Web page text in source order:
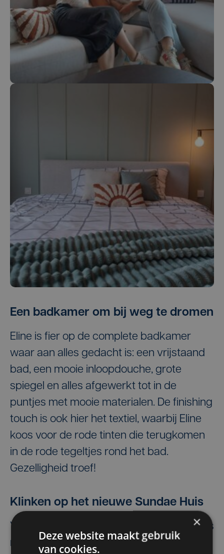
Een badkamer om bij weg te dromen
Eline is fier op de complete badkamer
waar aan alles gedacht is: een vrijstaand
bad, een mooie inloopdouche, grote
spiegel en alles afgewerkt tot in de
puntjes met mooie materialen. De finishing
touch is ook hier het textiel, waarbij Eline
koos voor de rode tinten die terugkomen
in de rode tegeltjes rond het bad.
Gezelligheid troef!
Klinken op het nieuwe Sundae Huis
Volgende week komen alle handige kijkers
nog eens terug naar Het Sundae Huis om
×
Deze website maakt gebruik
van cookies.